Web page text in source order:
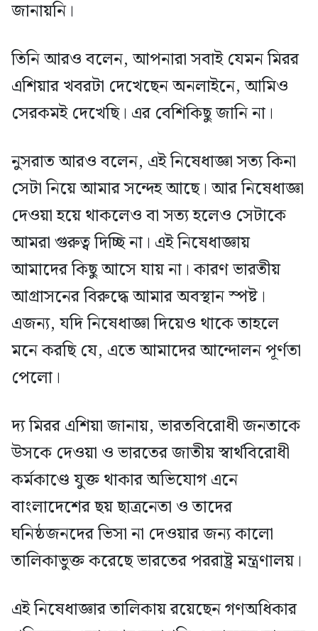
জানায়নি।
তিনি আরও বলেন, আপনারা সবাই যেমন মিরর
এশিয়ার খবরটা দেখেছেন অনলাইনে, আমিও
সেরকমই দেখেছি। এর বেশিকিছু জানি না।
নুসরাত আরও বলেন, এই নিষেধাজ্ঞা সত্য কিনা
সেটা নিয়ে আমার সন্দেহ আছে। আর নিষেধাজ্ঞা
দেওয়া হয়ে থাকলেও বা সত্য হলেও সেটাকে
আমরা গুরুত্ব দিচ্ছি না। এই নিষেধাজ্ঞায়
আমাদের কিছু আসে যায় না। কারণ ভারতীয়
আগ্রাসনের বিরুদ্ধে আমার অবস্থান স্পষ্ট।
এজন্য, যদি নিষেধাজ্ঞা দিয়েও থাকে তাহলে
মনে করছি যে, এতে আমাদের আন্দোলন পূর্ণতা
পেলো।
দ্য মিরর এশিয়া জানায়, ভারতবিরোধী জনতাকে
উসকে দেওয়া ও ভারতের জাতীয় স্বার্থবিরোধী
কর্মকাণ্ডে যুক্ত থাকার অভিযোগ এনে
বাংলাদেশের ছয় ছাত্রনেতা ও তাদের
ঘনিষ্ঠজনদের ভিসা না দেওয়ার জন্য কালো
তালিকাভুক্ত করেছে ভারতের পররাষ্ট্র মন্ত্রণালয়।
এই নিষেধাজ্ঞার তালিকায় রয়েছেন গণঅধিকার